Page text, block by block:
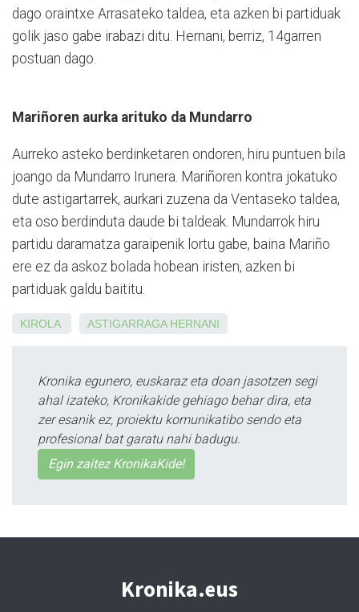
dago oraintxe Arrasateko taldea, eta azken bi partiduak
golik jaso gabe irabazi ditu. Hernani, berriz, 14garren
postuan dago.
Mariñoren aurka arituko da Mundarro
Aurreko asteko berdinketaren ondoren, hiru puntuen bila
joango da Mundarro Irunera. Mariñoren kontra jokatuko
dute astigartarrek, aurkari zuzena da Ventaseko taldea,
eta oso berdinduta daude bi taldeak. Mundarrok hiru
partidu daramatza garaipenik lortu gabe, baina Mariño
ere ez da askoz bolada hobean iristen, azken bi
partiduak galdu baititu.
KIROLA ASTIGARRAGA HERNANI
Kronika egunero, euskaraz eta doan jasotzen segi
ahal izateko, Kronikakide gehiago behar dira, eta
zer esanik ez, proiektu komunikatibo sendo eta
profesional bat garatu nahi badugu.
Egin zaitez KronikaKide!
Kronika.eus